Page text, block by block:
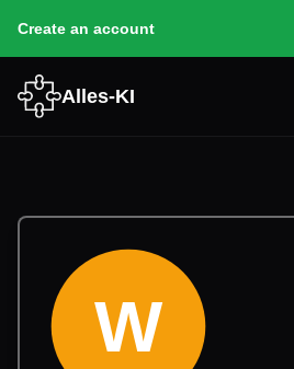
Create an account
Alles-KI
W